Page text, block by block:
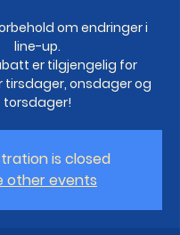
om endringer i
line-up.
er tilgjengelig for
tirsdager, onsdager og
torsdager!
is closed
other events